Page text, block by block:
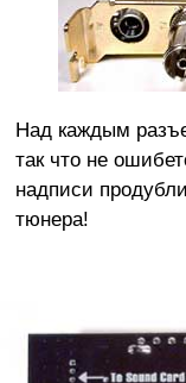
Над каждым
так что не
надписи
тюнера!